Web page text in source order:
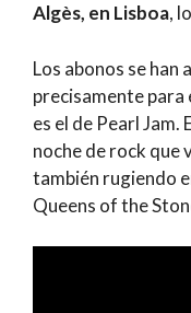
Algès, en Lisboa,
Los abonos se
precisamente para
es el de Pearl Jam.
noche de rock que
también rugiendo
Queens of the